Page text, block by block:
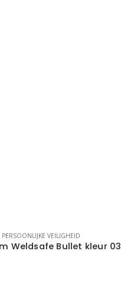
PERSOONLIJKE VEILIGHEID
Weldsafe Bullet kleur 03